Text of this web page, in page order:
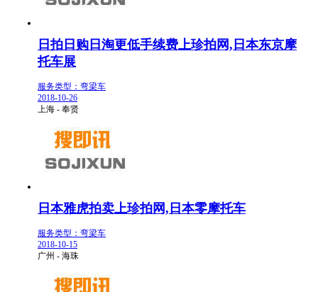
日拍日购日淘更低手续费上珍拍网,日本东京摩
托车展
服务类型：弯梁车
2018-10-26
上海 - 奉贤
日本雅虎拍卖上珍拍网,日本零摩托车
服务类型：弯梁车
2018-10-15
广州 - 海珠